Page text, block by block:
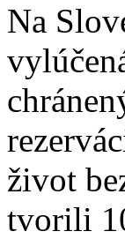
Na
život
tvorili